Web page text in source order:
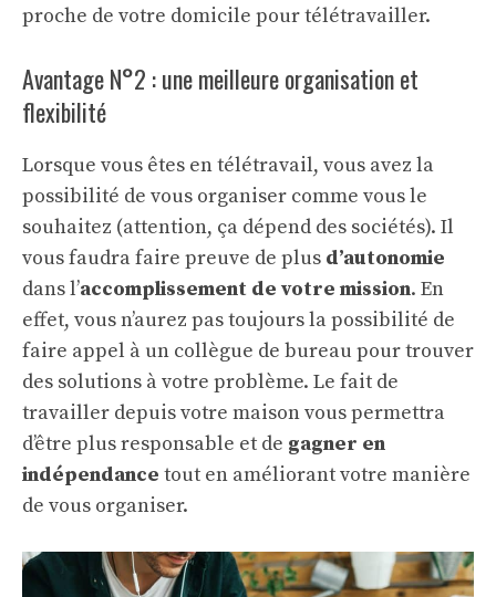
proche de votre domicile pour télétravailler.
Avantage N°2 : une meilleure organisation et
flexibilité
Lorsque vous êtes en télétravail, vous avez la
possibilité de vous organiser comme vous le
souhaitez (attention, ça dépend des sociétés). Il
vous faudra faire preuve de plus d’autonomie
dans l’accomplissement de votre mission. En
effet, vous n’aurez pas toujours la possibilité de
faire appel à un collègue de bureau pour trouver
des solutions à votre problème. Le fait de
travailler depuis votre maison vous permettra
d’être plus responsable et de gagner en
indépendance tout en améliorant votre manière
de vous organiser.